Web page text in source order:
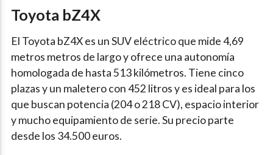
Toyota bZ4X
El Toyota bZ4X es un SUV eléctrico que mide 4,69
metros metros de largo y ofrece una autonomía
homologada de hasta 513 kilómetros. Tiene cinco
plazas y un maletero con 452 litros y es ideal para los
que buscan potencia (204 o 218 CV), espacio interior
y mucho equipamiento de serie. Su precio parte
desde los 34.500 euros.